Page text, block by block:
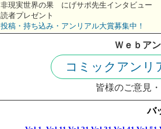
非現実世界の果 にげサポ先生インタビュー
読者プレゼント
投稿・持ち込み・アンリアル大賞募集中！
Ｗｅｂア
コミックアン
皆様のご意見